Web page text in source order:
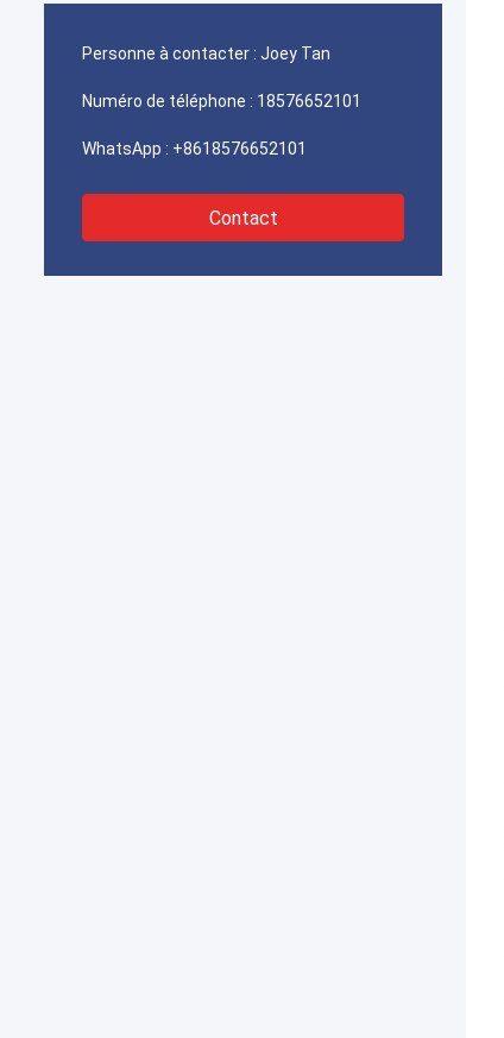
Personne à contacter : Joey Tan
Numéro de téléphone : 18576652101
WhatsApp : +8618576652101
Contact